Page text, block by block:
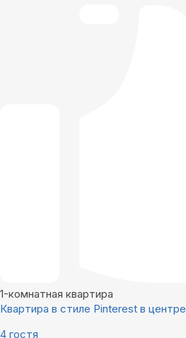
1-комнатная квартира
Квартира в стиле Pinterest в центре
4 гостя